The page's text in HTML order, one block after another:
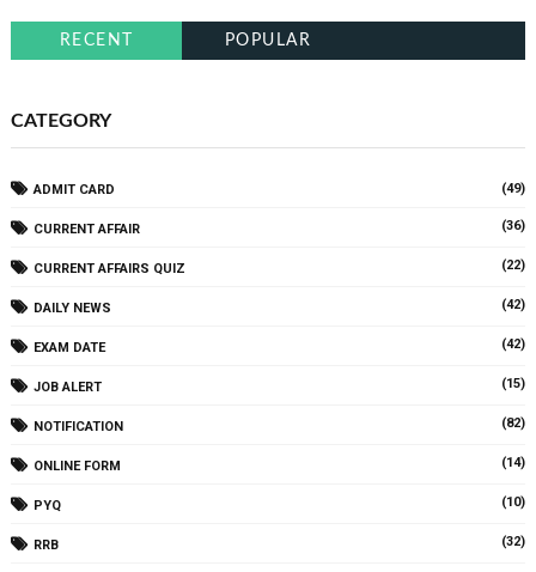
RECENT POPULAR
CATEGORY
ADMIT CARD (49)
CURRENT AFFAIR (36)
CURRENT AFFAIRS QUIZ (22)
DAILY NEWS (42)
EXAM DATE (42)
JOB ALERT (15)
NOTIFICATION (82)
ONLINE FORM (14)
PYQ (10)
RRB (32)